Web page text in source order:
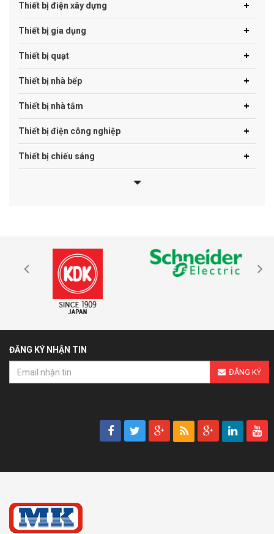
Thiết bị điện xây dựng
Thiết bị gia dụng
Thiết bị quạt
Thiết bị nhà bếp
Thiết bị nhà tắm
Thiết bị điện công nghiệp
Thiết bị chiếu sáng
ĐĂNG KÝ NHẬN TIN
ĐĂNG KÝ